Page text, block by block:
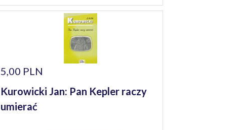
5,00 PLN
Kurowicki Jan: Pan Kepler raczy
umierać